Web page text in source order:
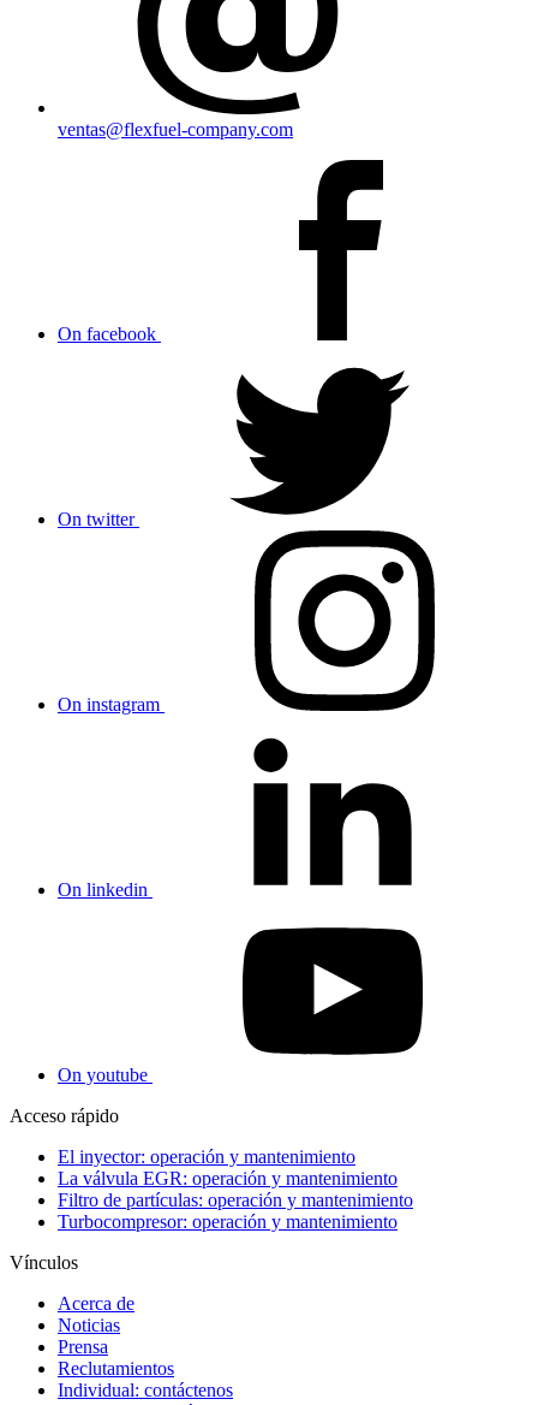
ventas@flexfuel-company.com
On facebook
On twitter
On instagram
On linkedin
On youtube
Acceso rápido
El inyector: operación y mantenimiento
La válvula EGR: operación y mantenimiento
Filtro de partículas: operación y mantenimiento
Turbocompresor: operación y mantenimiento
Vínculos
Acerca de
Noticias
Prensa
Reclutamientos
Individual: contáctenos